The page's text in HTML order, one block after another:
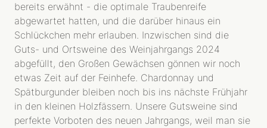
WEINGUT
MENSCHEN
GESCHICHTE
TYP REBHOLZ
bereits erwähnt - die optimale Traubenreife
abgewartet hatten, und die darüber hinaus ein
Schlückchen mehr erlauben. Inzwischen sind die
Guts- und Ortsweine des Weinjahrgangs 2024
abgefüllt, den Großen Gewächsen gönnen wir noch
etwas Zeit auf der Feinhefe. Chardonnay und
Spätburgunder bleiben noch bis ins nächste Frühjahr
in den kleinen Holzfässern. Unsere Gutsweine sind
perfekte Vorboten des neuen Jahrgangs, weil man sie